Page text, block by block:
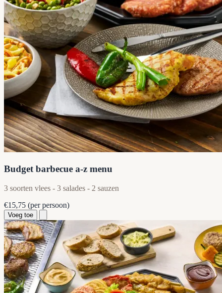
Budget barbecue a-z menu
3 soorten vlees - 3 salades - 2 sauzen
€15,75 (per persoon)
Voeg toe